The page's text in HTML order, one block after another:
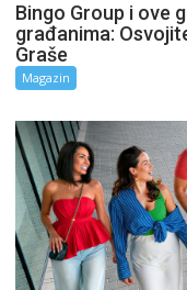
Bingo Group i ove
građanima:
Graše
Magazin